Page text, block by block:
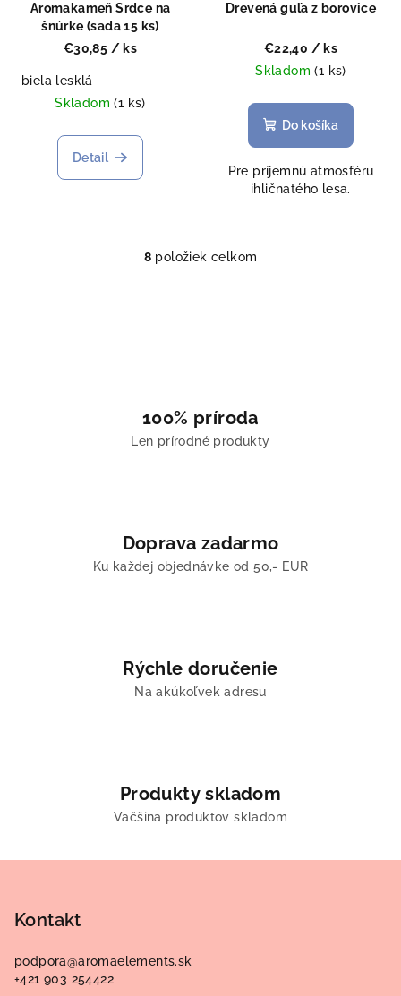
Aromakameň Srdce na
šnúrke (sada 15 ks)
€30,85 / ks
biela lesklá
Skladom(1 ks)
Detail
Drevená guľa z borovice
€22,40 / ks
Skladom(1 ks)
Do košíka
Pre príjemnú atmosféru
ihličnatého lesa.
O
i
e
p
v
ý
8 položiek celkom
100% príroda
Len prírodné produkty
Doprava zadarmo
Ku každej objednávke od 50,- EUR
Rýchle doručenie
Na akúkoľvek adresu
Produkty skladom
Väčšina produktov skladom
Kontakt
podpora@aromaelements.sk
+421 903 254422